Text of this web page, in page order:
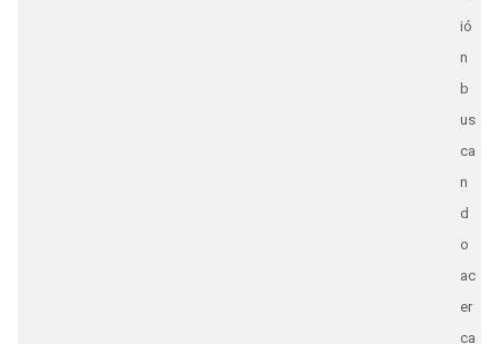
ió
n
b
us
ca
n
d
o
ac
er
ca